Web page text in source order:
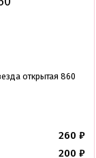
открытая 860
260 ₽
200 ₽